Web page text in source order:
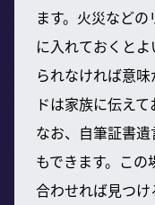
ます。火災など
に入れておくと
られなければ意
ドは家族に伝えて
なお、自筆証書
もできます。こ
合わせれば見つけ